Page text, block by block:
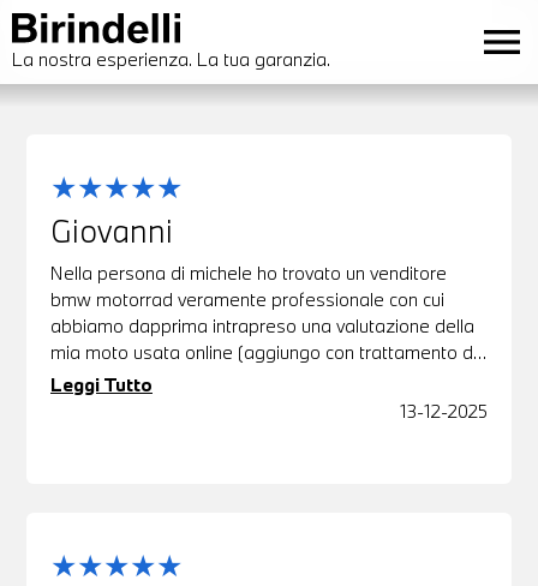
La nostra esperienza. La tua garanzia. menu
SCRIVI LA TUA RECENSIONE
Giovanni
Nella persona di michele ho trovato un venditore
bmw motorrad veramente professionale con cui
abbiamo dapprima intrapreso una valutazione della
mia moto usata online (aggiungo con trattamento di
supervalutazione )e poi abbiamo concluso con la
scelta del suo ottimo usato moto in sede a Lucca.
Leggi Tutto
13-12-2025